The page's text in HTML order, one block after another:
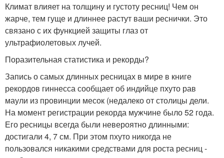
Климат влияет на толщину и густоту ресниц! Чем он
жарче, тем гуще и длиннее растут ваши реснички. Это
связано с их функцией защиты глаз от
ультрафиолетовых лучей.
Поразительная статистика и рекорды?
Запись о самых длинных ресницах в мире в книге
рекордов гиннесса сообщает об индийце пхуто рав
маули из провинции месок (недалеко от столицы дели.
На момент регистрации рекорда мужчине было 52 года.
Его ресницы всегда были невероятно длинными:
достигали 4, 7 см. При этом пхуто никогда не
пользовался никакими средствами для роста ресниц -